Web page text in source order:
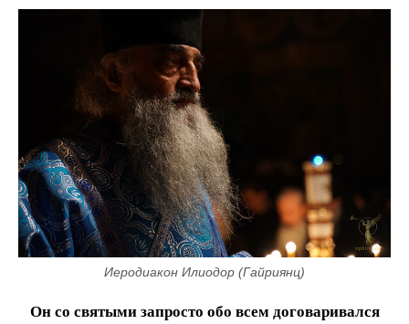
Иеродиакон Илиодор (Гайриянц)
Он со святыми запросто обо всем договаривался